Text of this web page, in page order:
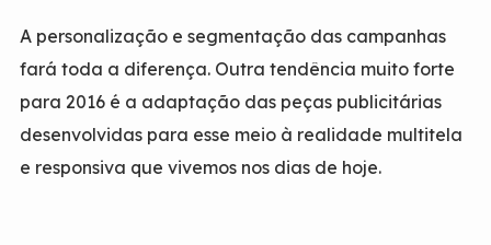
A personalização e segmentação das campanhas
fará toda a diferença. Outra tendência muito forte
para 2016 é a adaptação das peças publicitárias
desenvolvidas para esse meio à realidade multitela
e responsiva que vivemos nos dias de hoje.